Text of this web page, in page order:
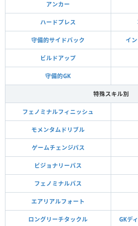
アンカー
ハードプレス
守備的サイドバック イ
ビルドアップ
守備的GK
特殊スキル別
フェノミナルフィニッシュ
モメンタムドリブル
ゲームチェンジパス
ビジョナリーパス
フェノミナルパス
エアリアルフォート
ロングリーチタックル GKデ